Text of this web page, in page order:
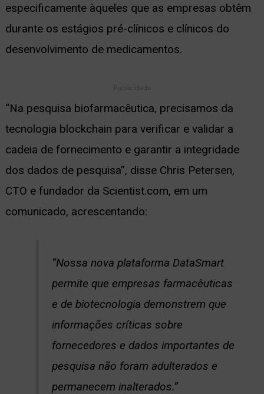
especificamente àqueles que as empresas obtêm
durante os estágios pré-clínicos e clínicos do
desenvolvimento de medicamentos.
Publicidade
“Na pesquisa biofarmacêutica, precisamos da
tecnologia blockchain para verificar e validar a
cadeia de fornecimento e garantir a integridade
dos dados de pesquisa”, disse Chris Petersen,
CTO e fundador da Scientist.com, em um
comunicado, acrescentando:
“Nossa nova plataforma DataSmart
permite que empresas farmacêuticas
e de biotecnologia demonstrem que
informações críticas sobre
fornecedores e dados importantes de
pesquisa não foram adulterados e
permanecem inalterados.”